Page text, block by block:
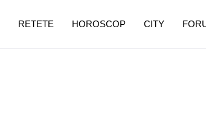
RETETE HOROSCOP CITY
pe măsură ce înaintezi în vârstă